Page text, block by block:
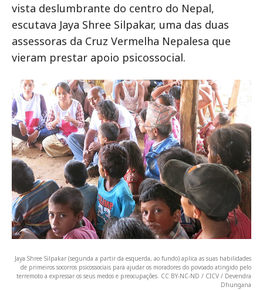
vista deslumbrante do centro do Nepal,
escutava Jaya Shree Silpakar, uma das duas
assessoras da Cruz Vermelha Nepalesa que
vieram prestar apoio psicossocial.
Jaya Shree Silpakar (segunda a partir da esquerda, ao fundo) aplica as suas habilidades
de primeiros socorros psicossociais para ajudar os moradores do povoado atingido pelo
terremoto a expressar os seus medos e preocupações. CC BY-NC-ND / CICV / Devendra
Dhungana